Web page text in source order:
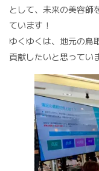
として、未来の美容師
ています！
ゆくゆくは、地元の鳥
貢献したいと思ってい